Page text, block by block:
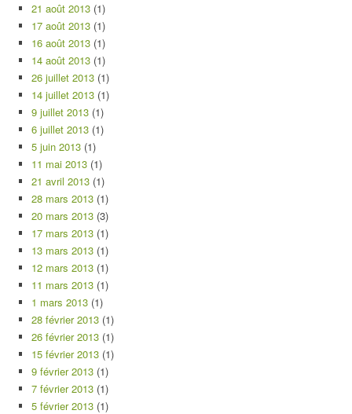
21 août 2013 (1)
17 août 2013 (1)
16 août 2013 (1)
14 août 2013 (1)
26 juillet 2013 (1)
14 juillet 2013 (1)
9 juillet 2013 (1)
6 juillet 2013 (1)
5 juin 2013 (1)
11 mai 2013 (1)
21 avril 2013 (1)
28 mars 2013 (1)
20 mars 2013 (3)
17 mars 2013 (1)
13 mars 2013 (1)
12 mars 2013 (1)
11 mars 2013 (1)
1 mars 2013 (1)
28 février 2013 (1)
26 février 2013 (1)
15 février 2013 (1)
9 février 2013 (1)
7 février 2013 (1)
5 février 2013 (1)